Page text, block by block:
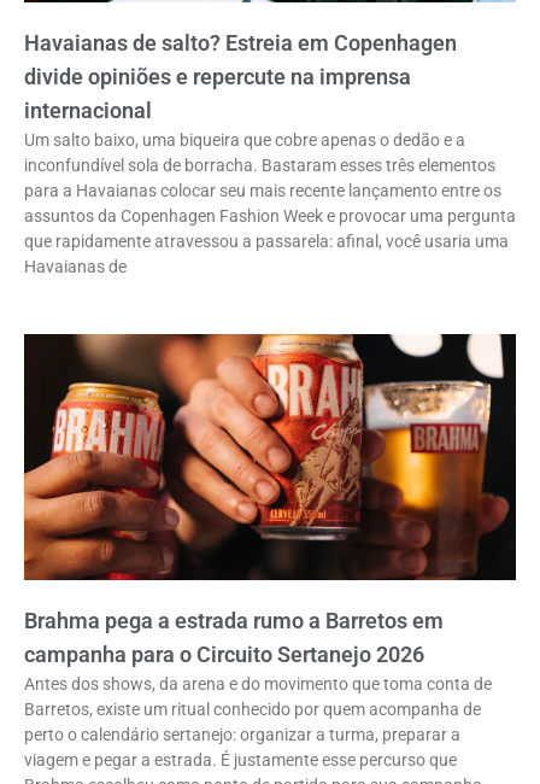
Havaianas de salto? Estreia em Copenhagen
divide opiniões e repercute na imprensa
internacional
Um salto baixo, uma biqueira que cobre apenas o dedão e a
inconfundível sola de borracha. Bastaram esses três elementos
para a Havaianas colocar seu mais recente lançamento entre os
assuntos da Copenhagen Fashion Week e provocar uma pergunta
que rapidamente atravessou a passarela: afinal, você usaria uma
Havaianas de
Brahma pega a estrada rumo a Barretos em
campanha para o Circuito Sertanejo 2026
Antes dos shows, da arena e do movimento que toma conta de
Barretos, existe um ritual conhecido por quem acompanha de
perto o calendário sertanejo: organizar a turma, preparar a
viagem e pegar a estrada. É justamente esse percurso que